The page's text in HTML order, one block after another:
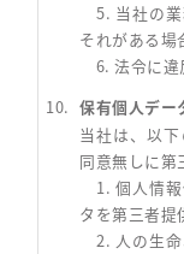
5. 当社の業
それがある場
6. 法令に
保有個人デー
当社は、以
同意無しに第
1. 個人情報
タを第三者提
2. 人の生命